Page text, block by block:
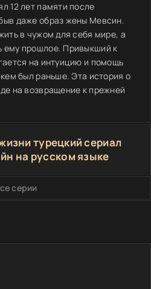
12 лет памяти после
даже образ жены Мевсин.
в чужом для себя мире, а
ему прошлое. Привыкший к
на интуицию и помощь
был раньше. Эта история о
на возвращение к прежней
турецкий сериал
на русском языке
серии